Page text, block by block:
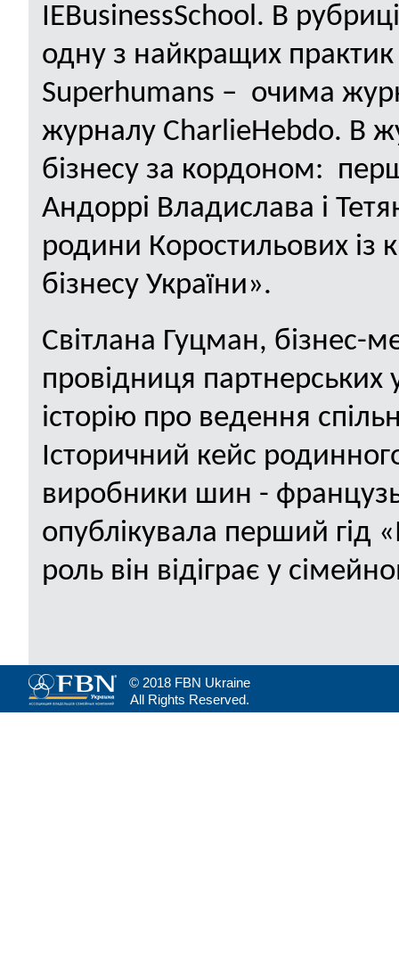
IEBusinessSchool. В
одну з найкращих практик
Superhumans – очима
журналу CharlieHebdo. В
бізнесу за кордоном:
Андоррі Владислава і
родини Коростильових із
бізнесу України».
Світлана Гуцман, бізнес-
провідниця партнерських
історію про ведення
Історичний кейс
виробники шин -
опублікувала перший гід
роль він відіграє у
© 2018 FBN Ukraine
All Rights Reserved.